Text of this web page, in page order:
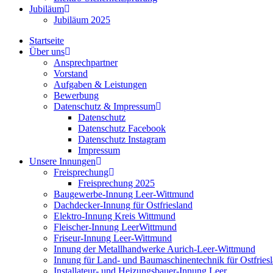
Jubiläum
Jubiläum 2025
Startseite
Über uns
Ansprechpartner
Vorstand
Aufgaben & Leistungen
Bewerbung
Datenschutz & Impressum
Datenschutz
Datenschutz Facebook
Datenschutz Instagram
Impressum
Unsere Innungen
Freisprechung
Freisprechung 2025
Baugewerbe-Innung Leer-Wittmund
Dachdecker-Innung für Ostfriesland
Elektro-Innung Kreis Wittmund
Fleischer-Innung LeerWittmund
Friseur-Innung Leer-Wittmund
Innung der Metallhandwerke Aurich-Leer-Wittmund
Innung für Land- und Baumaschinentechnik für
Installateur- und Heizungsbauer-Innung Leer